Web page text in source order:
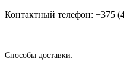
Контактный телефон: +375
Способы доставки: